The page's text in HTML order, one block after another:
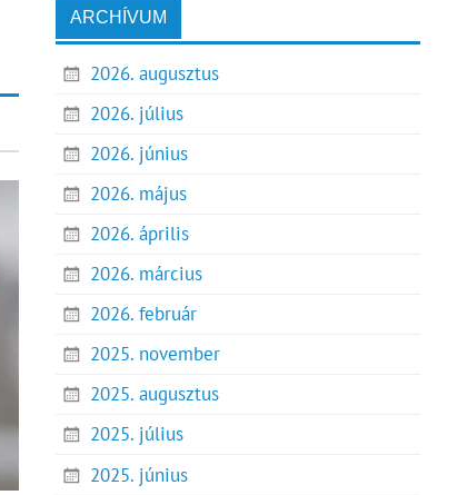
ARCHÍVUM
2026. augusztus
2026. július
2026. június
2026. május
2026. április
2026. március
2026. február
2025. november
2025. augusztus
2025. július
2025. június